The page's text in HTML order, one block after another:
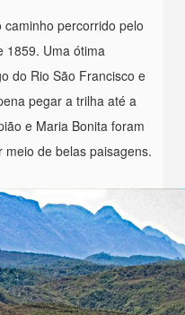
percorrido pelo
1859. Uma ótima
do Rio São Francisco e
pegar a trilha até a
e Maria Bonita foram
de belas paisagens.